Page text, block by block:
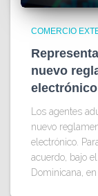
COMERCIO
nuevo
electrónico
Los agentes
nuevo
electrónico.
acuerdo, bajo
Dominicana, en